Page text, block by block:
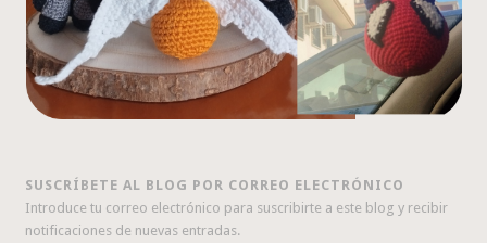
SUSCRÍBETE AL BLOG POR CORREO ELECTRÓNICO
Introduce tu correo electrónico para suscribirte a este blog y recibir
notificaciones de nuevas entradas.